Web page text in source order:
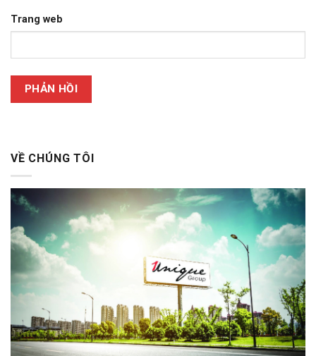
Trang web
VỀ CHÚNG TÔI